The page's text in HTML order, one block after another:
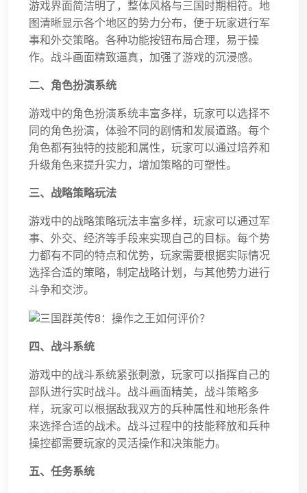
游戏界面简洁明了，整体风格与三国时期相符。地
图清晰显示各个地区的势力分布，便于玩家进行军
事和外交策略。各种功能按钮布局合理，易于操
作。战斗画面精致逼真，加强了游戏的沉浸感。
二、角色扮演系统
游戏中的角色扮演系统丰富多样，玩家可以选择不
同的角色扮演，体验不同的剧情和发展道路。每个
角色都有独特的技能和属性，玩家可以通过培养和
升级角色来提升实力，增加策略的可塑性。
三、战略策略玩法
游戏中的战略策略玩法丰富多样，玩家可以通过军
事、外交、经济等手段来实现自己的目标。每个势
力都有不同的特点和优势，玩家需要根据实际情况
选择合适的策略，制定战略计划，与其他势力进行
斗争和交涉。
四、战斗系统
游戏中的战斗系统紧张刺激，玩家可以指挥自己的
部队进行实时战斗。战斗画面精美，战斗策略多
样，玩家可以根据敌我双方的兵种属性和地形条件
来选择合适的战术。战斗过程中的技能释放和兵种
操控都需要玩家的灵活操作和决策能力。
五、任务系统